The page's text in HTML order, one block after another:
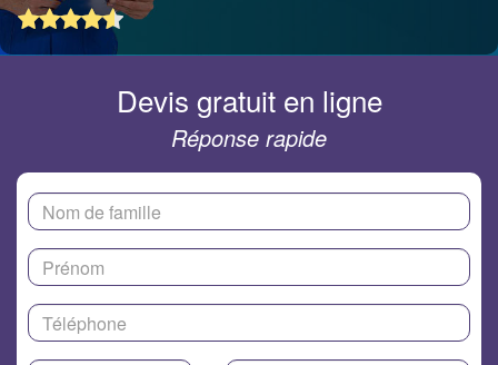
Devis gratuit en ligne
Réponse rapide